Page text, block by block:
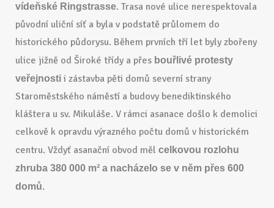
vídeňské Ringstrasse. Trasa nové ulice nerespektovala
původní uliční síť a byla v podstatě průlomem do
historického půdorysu. Během prvních tří let byly zbořeny
ulice jižně od Široké třídy a přes bouřlivé protesty
veřejnosti i zástavba pěti domů severní strany
Staroměstského náměstí a budovy benediktinského
kláštera u sv. Mikuláše. V rámci asanace došlo k demolici
celkově k opravdu výrazného počtu domů v historickém
centru. Vždyť asanační obvod měl celkovou rozlohu
zhruba 380 000 m² a nacházelo se v něm přes 600
domů.